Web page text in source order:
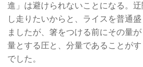
進」は避けられないことになる。
し走りたいからと、ライスを普通
ましたが、箸をつける前にその量
量とする圧と、分量であることが
でした。